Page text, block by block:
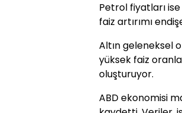
Petrol fiyatları
faiz artırımı
Altın geleneksel
yüksek faiz
oluşturuyor.
ABD ekonomisi